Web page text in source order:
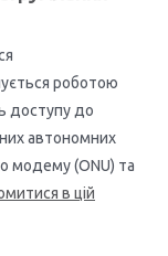
роботою
доступу до
автономних
модему (ONU) та
в цій